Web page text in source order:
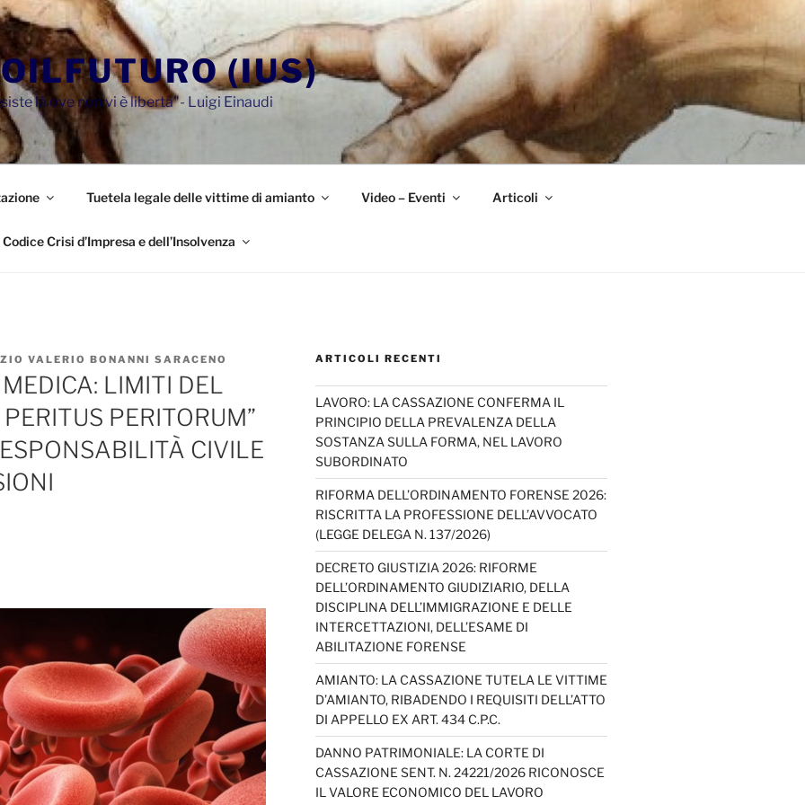
(IUS)
là ove non vi è libertà"- Luigi Einaudi
Tuetela legale delle vittime di amianto Video – Eventi Articoli
Codice Crisi d’Impresa e dell’Insolvenza
VALERIO BONANNI SARACENO
LIMITI DEL
PERITORUM”
CIVILE
ARTICOLI RECENTI
LAVORO: LA CASSAZIONE CONFERMA IL
PRINCIPIO DELLA PREVALENZA DELLA
SOSTANZA SULLA FORMA, NEL LAVORO
SUBORDINATO
RIFORMA DELL’ORDINAMENTO FORENSE 2026:
RISCRITTA LA PROFESSIONE DELL’AVVOCATO
(LEGGE DELEGA N. 137/2026)
DECRETO GIUSTIZIA 2026: RIFORME
DELL’ORDINAMENTO GIUDIZIARIO, DELLA
DISCIPLINA DELL’IMMIGRAZIONE E DELLE
INTERCETTAZIONI, DELL’ESAME DI
ABILITAZIONE FORENSE
AMIANTO: LA CASSAZIONE TUTELA LE VITTIME
D’AMIANTO, RIBADENDO I REQUISITI DELL’ATTO
DI APPELLO EX ART. 434 C.P.C.
DANNO PATRIMONIALE: LA CORTE DI
CASSAZIONE SENT. N. 24221/2026 RICONOSCE
IL VALORE ECONOMICO DEL LAVORO